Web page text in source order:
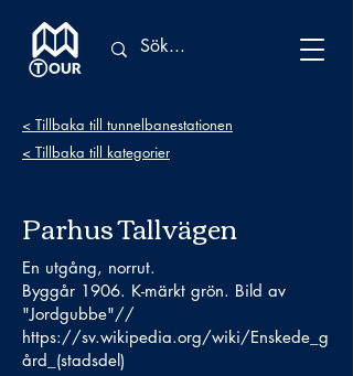
< Tillbaka till tunnelbanestationen
< Tillbaka till kategorier
Parhus Tallvägen
En utgång, norrut.
Byggår 1906. K-märkt grön. Bild av
"Jordgubbe"//
https://sv.wikipedia.org/wiki/Enskede_g
ård_(stadsdel)